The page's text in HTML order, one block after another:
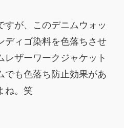
すが、このデニムウォッ
ディゴ染料を色落ちさせ
レザーワークジャケット
でも色落ち防止効果があ
ね。笑